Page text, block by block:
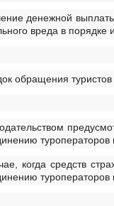
денежной
вреда в порядке
обращения
когда средств
туроператоров